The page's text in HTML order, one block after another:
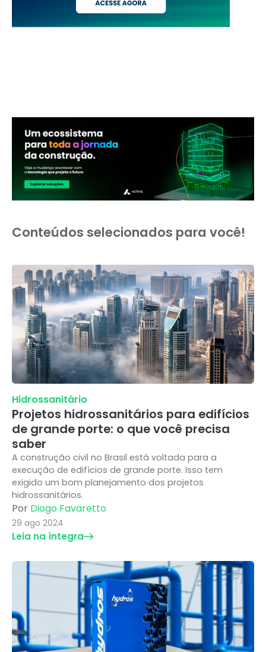
Conteúdos selecionados para você!
Hidrossanitário
Projetos hidrossanitários para edifícios
de grande porte: o que você precisa
saber
A construção civil no Brasil está voltada para a
execução de edifícios de grande porte. Isso tem
exigido um bom planejamento dos projetos
hidrossanitários.
Por Diogo Favaretto
29 ago 2024
Leia na íntegra